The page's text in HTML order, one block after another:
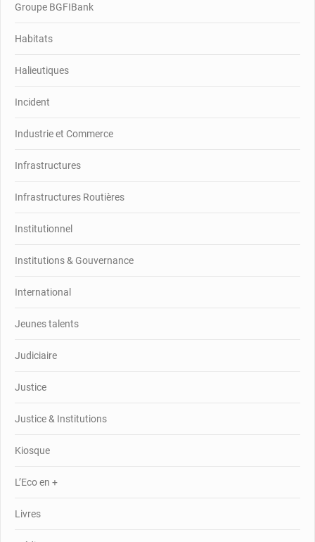
Groupe BGFIBank
Habitats
Halieutiques
Incident
Industrie et Commerce
Infrastructures
Infrastructures Routières
Institutionnel
Institutions & Gouvernance
International
Jeunes talents
Judiciaire
Justice
Justice & Institutions
Kiosque
L’Eco en +
Livres